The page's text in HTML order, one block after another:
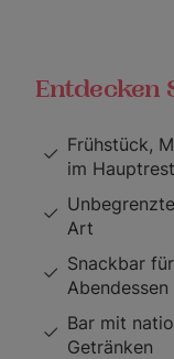
Entdecken
Frühstück,
im
Art
Snackbar
Abendessen
Bar mit
Getränken